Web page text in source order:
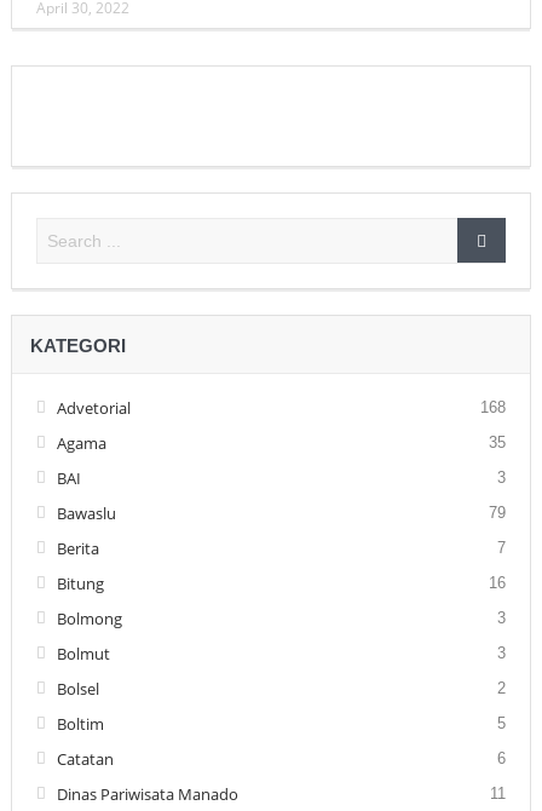
April 30, 2022
KATEGORI
Advetorial 168
Agama 35
BAI 3
Bawaslu 79
Berita 7
Bitung 16
Bolmong 3
Bolmut 3
Bolsel 2
Boltim 5
Catatan 6
Dinas Pariwisata Manado 11